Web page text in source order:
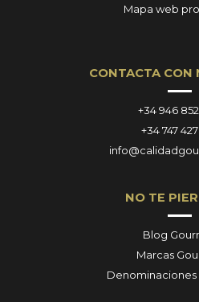
Mapa web
CONTACTA CON
+34 946
+34 747
NO TE
Blog
Marcas